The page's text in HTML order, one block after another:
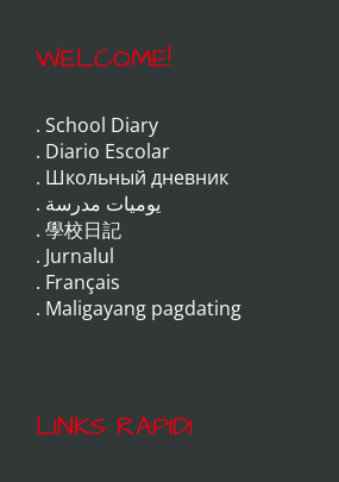
WELCOME!
. School Diary
. Diario Escolar
. Школьный дневник
. يوميات مدرسة
. 學校日記
. Jurnalul
. Français
. Maligayang pagdating
LINKS RAPIDI